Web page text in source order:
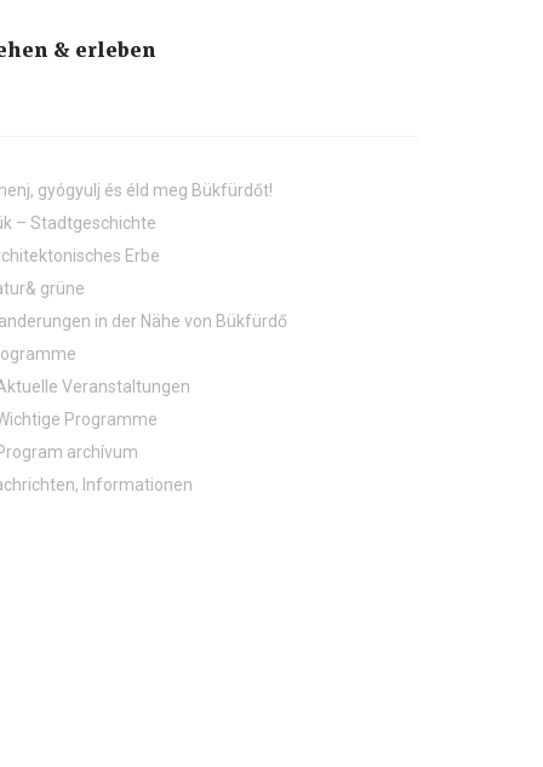
gyógyulj és éld meg Bükfürdőt!
– Stadtgeschichte
Erbe
grüne
in der Nähe von Bükfürdő
Veranstaltungen